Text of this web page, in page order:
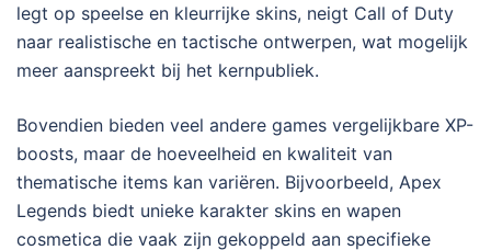
legt op speelse en kleurrijke skins, neigt Call of Duty
naar realistische en tactische ontwerpen, wat mogelijk
meer aanspreekt bij het kernpubliek.
Bovendien bieden veel andere games vergelijkbare XP-
boosts, maar de hoeveelheid en kwaliteit van
thematische items kan variëren. Bijvoorbeeld, Apex
Legends biedt unieke karakter skins en wapen
cosmetica die vaak zijn gekoppeld aan specifieke